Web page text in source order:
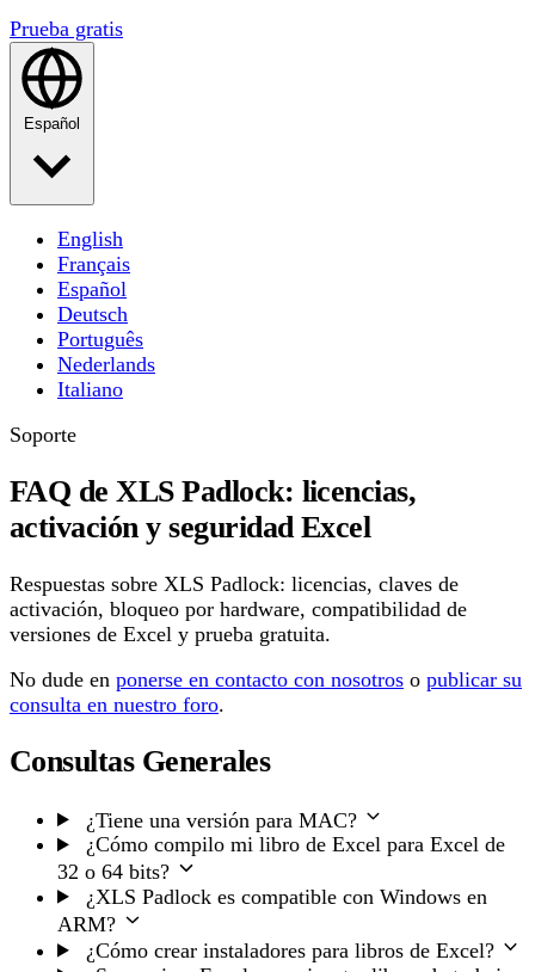
Prueba gratis
Español
English
Français
Español
Deutsch
Português
Nederlands
Italiano
Soporte
FAQ de XLS Padlock: licencias,
activación y seguridad Excel
Respuestas sobre XLS Padlock: licencias, claves de
activación, bloqueo por hardware, compatibilidad de
versiones de Excel y prueba gratuita.
No dude en ponerse en contacto con nosotros o publicar su
consulta en nuestro foro.
Consultas Generales
¿Tiene una versión para MAC?
¿Cómo compilo mi libro de Excel para Excel de
32 o 64 bits?
¿XLS Padlock es compatible con Windows en
ARM?
¿Cómo crear instaladores para libros de Excel?